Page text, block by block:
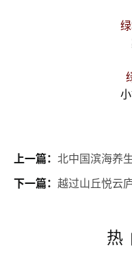
上一篇： 北中国滨海养
下一篇： 越过山丘悦云